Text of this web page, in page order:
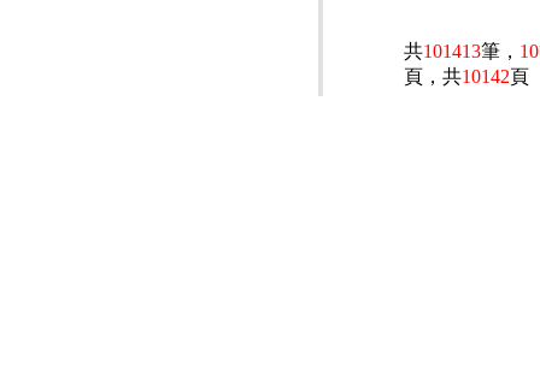
共101413筆， 10
頁，共10142頁